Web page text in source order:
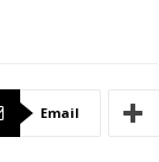
Email